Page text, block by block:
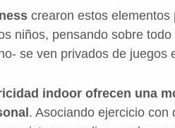
crearon estos
niños, pensando sobre
se ven privados de juegos
indoor ofrecen una
. Asociando ejercicio